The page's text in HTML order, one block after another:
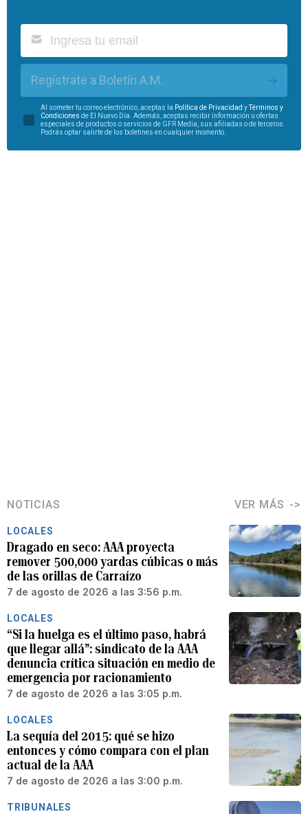
Regístrate a Boletín A.M.
Al someter tu correo electrónico, aceptas la Política de Privacidad yTérminos y
Condiciones de El Nuevo Día. Además, aceptas recibir información u ofertas
especiales de productos o servicios de GFR Media, sus afiliadas o de terceros.
Podrás optar salirte de los boletines en cualquier momento.
NOTICIAS VER MÁS
LOCALES
Dragado en seco: AAA proyecta
remover 500,000 yardas cúbicas o más
de las orillas de Carraízo
7 de agosto de 2026 a las 3:56 p.m.
LOCALES
“Si la huelga es el último paso, habrá
que llegar allá”: sindicato de la AAA
denuncia crítica situación en medio de
emergencia por racionamiento
7 de agosto de 2026 a las 3:05 p.m.
LOCALES
La sequía del 2015: qué se hizo
entonces y cómo compara con el plan
actual de la AAA
7 de agosto de 2026 a las 3:00 p.m.
TRIBUNALES